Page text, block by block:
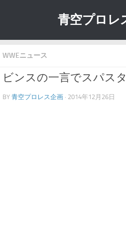
青空プロレ
WWEニュース
ビンスの一言でスパス
BY 青空プロレス企画 · 2014年12月26日